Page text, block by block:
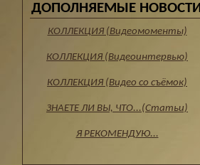
ДОПОЛНЯЕМЫЕ НОВОСТИ
КОЛЛЕКЦИЯ (Видеомоменты)
КОЛЛЕКЦИЯ (Видеоинтервью)
КОЛЛЕКЦИЯ (Видео со съёмок)
ЗНАЕТЕ ЛИ ВЫ, ЧТО...(Статьи)
Я РЕКОМЕНДУЮ...